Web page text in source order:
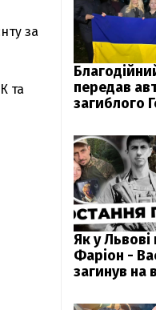
за
та
передав
загиблого
Як у
Фаріон -
загинув на